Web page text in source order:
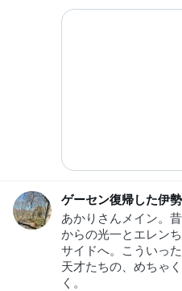
ゲーセン復帰した伊
あかりさんメイン。
からの光一とエレン
サイドへ。こういっ
天才たちの、めちゃ
く。